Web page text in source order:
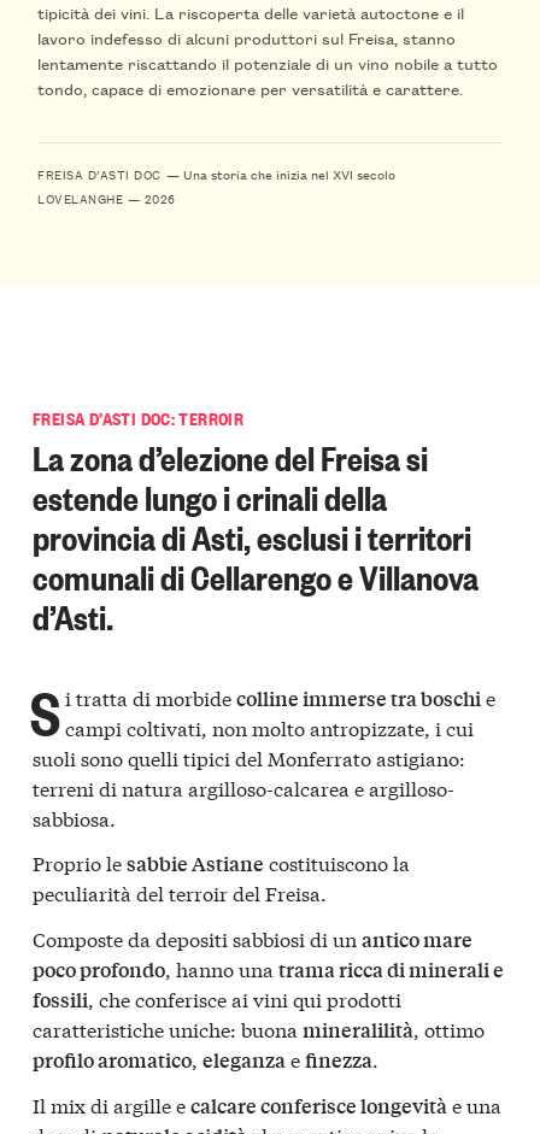
tipicità dei vini. La riscoperta delle varietà autoctone e il
lavoro indefesso di alcuni produttori sul Freisa, stanno
lentamente riscattando il potenziale di un vino nobile a tutto
tondo, capace di emozionare per versatilità e carattere.
FREISA D’ASTI DOC — Una storia che inizia nel XVI secolo
LOVELANGHE — 2026
FREISA D’ASTI DOC: TERROIR
La zona d’elezione del Freisa si
estende lungo i crinali della
provincia di Asti, esclusi i territori
comunali di Cellarengo e Villanova
d’Asti.
Si tratta di morbidecolline immerse tra boschie
campi coltivati, non molto antropizzate, i cui
suoli sono quelli tipici del Monferrato astigiano:
terreni di natura argilloso-calcarea e argilloso-
sabbiosa.
Proprio lesabbie Astiane costituiscono la
peculiarità del terroir del Freisa.
Composte da depositi sabbiosi di un antico mare
poco profondo, hanno una trama ricca di minerali e
fossili, che conferisce ai vini qui prodotti
caratteristiche uniche: buona mineralilità, ottimo
profilo aromatico, eleganzaefinezza.
Il mix di argille ecalcare conferisce longevitàe una